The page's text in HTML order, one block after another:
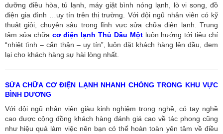
dưỡng điều hòa, tủ lạnh, máy giặt bình nóng lạnh, lò vi song, đồ
điện gia đình …uy tín trên thị trường. Với đội ngũ nhân viên có kỹ
thuật giỏi, chuyên sâu trong lĩnh vực sửa chữa điện lạnh. Trung
tâm sửa chữa cơ điện lạnh Thủ Dầu Mộtluôn hướng tới tiêu chí
“nhiệt tình – cẩn thận – uy tín”, luôn đặt khách hàng lên đầu, đem
lại cho khách hàng sự hài lòng nhất.
SỬA CHỮA CƠ ĐIỆN LẠNH NHANH CHÓNG TRONG KHU VỰC
BÌNH DƯƠNG
Với đội ngũ nhân viên giàu kinh nghiệm trong nghề, có tay nghề
cao được cộng đồng khách hàng đánh giá cao về tác phong cũng
như hiệu quả làm việc nên bạn có thể hoàn toàn yên tâm về điều